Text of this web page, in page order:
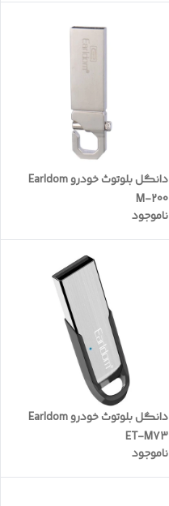
دانگل بلوتوث خودرو Earldom
M-200
ناموجود
دانگل بلوتوث خودرو Earldom
ET-M73
ناموجود